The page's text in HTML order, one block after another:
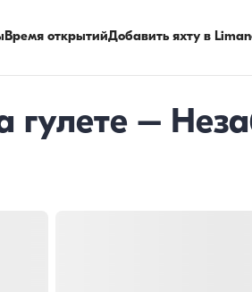
Время открытийДобавить яхту в
гулете –